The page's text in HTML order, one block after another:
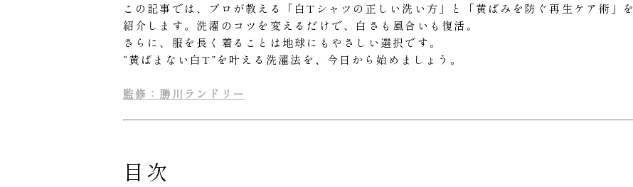
この記事では、プロが教える「白Tシャツの正しい洗い方」と「黄ばみを防ぐ再生ケア術」を
紹介します。洗濯のコツを変えるだけで、白さも風合いも復活。
さらに、服を長く着ることは地球にもやさしい選択です。
“黄ばまない白T”を叶える洗濯法を、今日から始めましょう。
監修：勝川ランドリー
目次